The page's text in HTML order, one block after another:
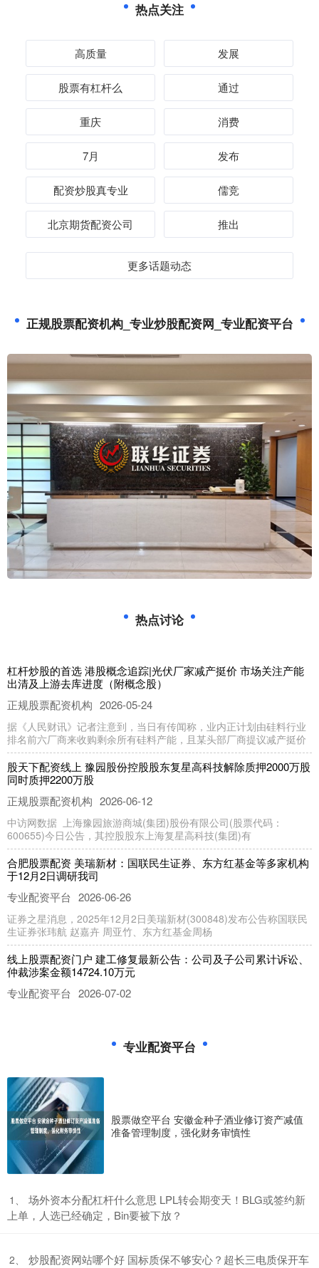
热点关注
高质量 发展
股票有杠杆么 通过
重庆 消费
7月 发布
配资炒股真专业 儒竞
北京期货配资公司 推出
更多话题动态
正规股票配资机构_专业炒股配资网_专业配资平台
热点讨论
杠杆炒股的首选 港股概念追踪|光伏厂家减产挺价 市场关注产能
出清及上游去库进度（附概念股）
正规股票配资机构 2026-05-24
据《人民财讯》记者注意到，当日有传闻称，业内正计划由硅料行业
排名前六厂商来收购剩余所有硅料产能，且某头部厂商提议减产挺价
股天下配资线上 豫园股份控股股东复星高科技解除质押2000万股
同时质押2200万股
正规股票配资机构 2026-06-12
中访网数据 上海豫园旅游商城(集团)股份有限公司(股票代码：
600655)今日公告，其控股股东上海复星高科技(集团)有
合肥股票配资 美瑞新材：国联民生证券、东方红基金等多家机构
于12月2日调研我司
专业配资平台 2026-06-26
证券之星消息，2025年12月2日美瑞新材(300848)发布公告称国联民
生证券张玮航 赵嘉卉 周亚竹、东方红基金周杨
线上股票配资门户 建工修复最新公告：公司及子公司累计诉讼、
仲裁涉案金额14724.10万元
专业配资平台 2026-07-02
怎样用杠杆买股票 ​妃子笑荔枝，为何独有广西浦北是“蜜香”？
正规股票配资机构 2026-07-06
4月的广西浦北，白石水镇的荔枝林里，妃子笑幼果还只有拇指大小，
青绿色，在阳光下泛着微光。5月中下旬，广西浦北18.5万亩
正规配资网址 6月11日投资避雷针：此前13天8板人气股公告 股
东拟“组团”减持不超4.09%股份
正规股票配资机构 2026-07-13
导读：财联社6月11日投资避雷针正规配资网址，近日A股及海外市场
潜在风险事件如下。国内经济信息方面包括：1)上市猪企量增
专业配资平台
股票做空平台 安徽金种子酒业修订资产减值
准备管理制度，强化财务审慎性
1、
​场外资本分配杠杆什么意思 LPL转会期变天！BLG或签约新
上单，人选已经确定，Bin要被下放？
2、
​炒股配资网站哪个好 国标质保不够安心？超长三电质保开车